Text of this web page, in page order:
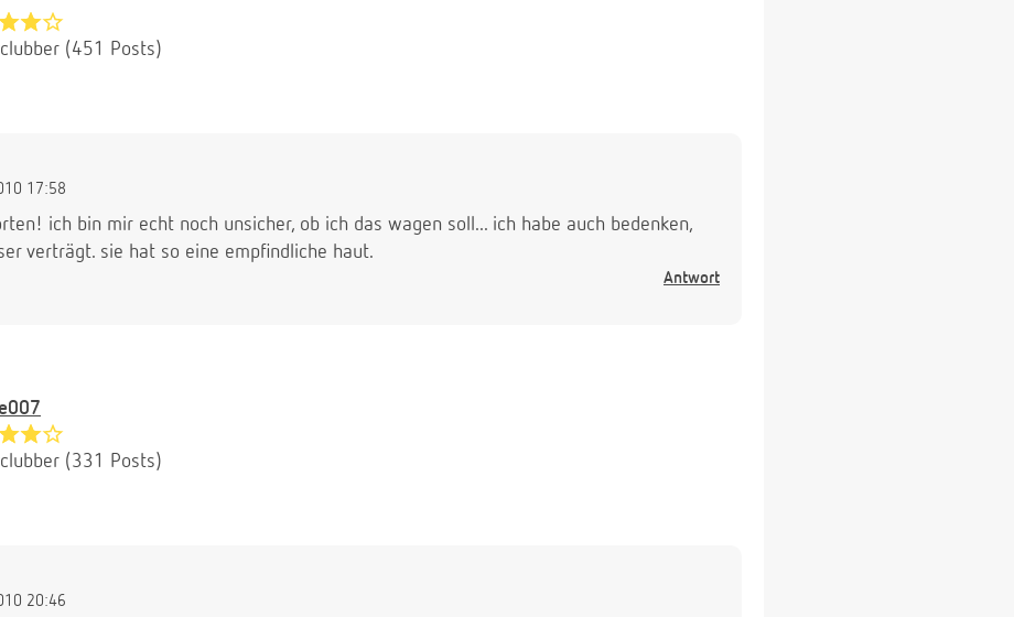
(451 Posts)
17:58
ich bin mir echt noch unsicher, ob ich das wagen soll... ich habe auch bedenken,
verträgt. sie hat so eine empfindliche haut.
Antwort
(331 Posts)
20:46